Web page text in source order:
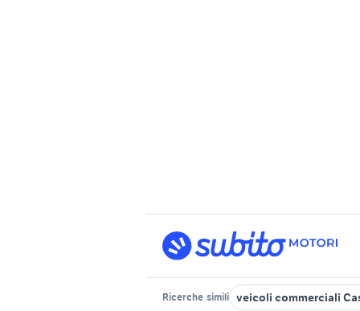
Ricerche simili veicoli commerciali